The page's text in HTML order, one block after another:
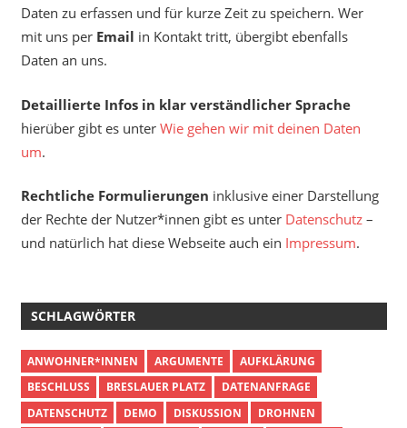
Daten zu erfassen und für kurze Zeit zu speichern. Wer
mit uns per Email in Kontakt tritt, übergibt ebenfalls
Daten an uns.
Detaillierte Infos in klar verständlicher Sprache
hierüber gibt es unter Wie gehen wir mit deinen Daten
um.
Rechtliche Formulierungen inklusive einer Darstellung
der Rechte der Nutzer*innen gibt es unter Datenschutz–
und natürlich hat diese Webseite auch ein Impressum.
SCHLAGWÖRTER
ANWOHNER*INNEN ARGUMENTE
AUFKLÄRUNG
BESCHLUSS
BRESLAUER PLATZ
DATENANFRAGE
DATENSCHUTZ
DEMO DISKUSSION
DROHNEN